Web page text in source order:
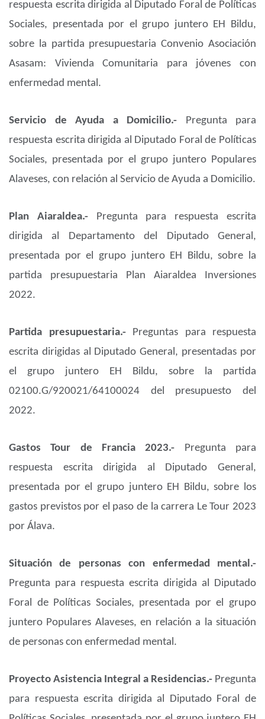
respuesta escrita dirigida al Diputado Foral de Políticas
Sociales, presentada por el grupo juntero EH Bildu,
sobre la partida presupuestaria Convenio Asociación
Asasam: Vivienda Comunitaria para jóvenes con
enfermedad mental.
Servicio de Ayuda a Domicilio.- Pregunta para
respuesta escrita dirigida al Diputado Foral de Políticas
Sociales, presentada por el grupo juntero Populares
Alaveses, con relación al Servicio de Ayuda a Domicilio.
Plan Aiaraldea.- Pregunta para respuesta escrita
dirigida al Departamento del Diputado General,
presentada por el grupo juntero EH Bildu, sobre la
partida presupuestaria Plan Aiaraldea Inversiones
2022.
Partida presupuestaria.- Preguntas para respuesta
escrita dirigidas al Diputado General, presentadas por
el grupo juntero EH Bildu, sobre la partida
02100.G/920021/64100024 del presupuesto del
2022.
Gastos Tour de Francia 2023.- Pregunta para
respuesta escrita dirigida al Diputado General,
presentada por el grupo juntero EH Bildu, sobre los
gastos previstos por el paso de la carrera Le Tour 2023
por Álava.
Situación de personas con enfermedad mental.-
Pregunta para respuesta escrita dirigida al Diputado
Foral de Políticas Sociales, presentada por el grupo
juntero Populares Alaveses, en relación a la situación
de personas con enfermedad mental.
Proyecto Asistencia Integral a Residencias.- Pregunta
para respuesta escrita dirigida al Diputado Foral de